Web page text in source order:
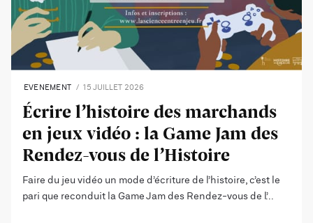
EVENEMENT 15 JUILLET 2026
Écrire l’histoire des marchands
en jeux vidéo : la Game Jam des
Rendez-vous de l’Histoire
Faire du jeu vidéo un mode d’écriture de l’histoire, c’est le
pari que reconduit la Game Jam des Rendez-vous de l’